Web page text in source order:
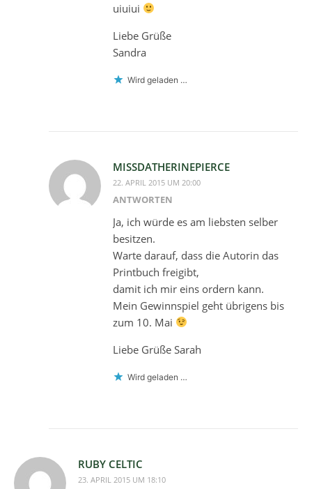
uiuiui
Liebe Grüße
Sandra
Wird geladen …
MISSDATHERINEPIERCE
22. APRIL 2015 UM 20:00
ANTWORTEN
Ja, ich würde es am liebsten selber
besitzen.
Warte darauf, dass die Autorin das
Printbuch freigibt,
damit ich mir eins ordern kann.
Mein Gewinnspiel geht übrigens bis
zum 10. Mai
Liebe Grüße Sarah
Wird geladen …
RUBY CELTIC
23. APRIL 2015 UM 18:10